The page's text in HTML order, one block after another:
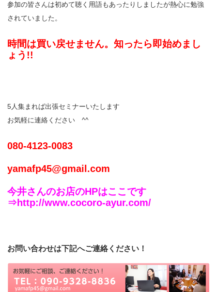
参加の皆さんは初めて聴く用語もあったりしましたが熱心に勉強
されていました。
時間は買い戻せません。知ったら即始めまし
ょう!!
5人集まれば出張セミナーいたします
お気軽に連絡ください ^^
080-4123-0083
yamafp45@gmail.com
今井さんのお店のHPはここです
⇒http://www.cocoro-ayur.com/
お問い合わせは下記へご連絡ください！